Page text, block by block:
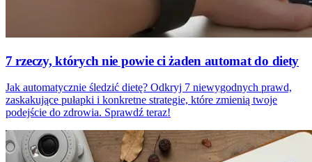
7 rzeczy, których nie powie ci żaden automat do diety
Jak automatycznie śledzić dietę? Odkryj 7 niewygodnych prawd,
zaskakujące pułapki i konkretne strategie, które zmienią twoje
podejście do zdrowia. Sprawdź teraz!